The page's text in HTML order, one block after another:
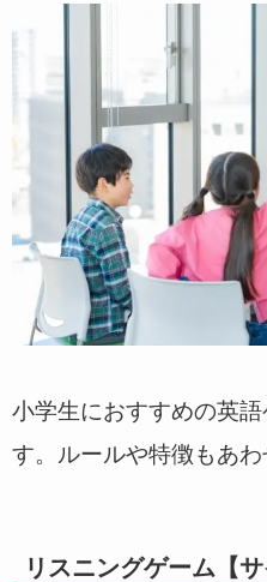
小学生におすすめの英
す。ルールや特徴もあわ
リスニングゲーム【サ